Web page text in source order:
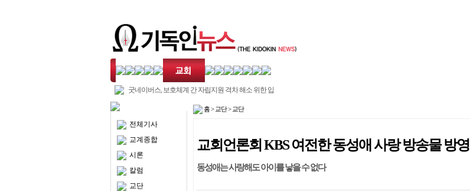
김진홍 칼럼 8월 말씀잔치 초청
굿네이버스, 보호체계 간 자립지원 격차 해소 위한 입
밀알복지재단 굿윌스토어, 전북 3호점 개점..
케냐 성평등·문화·아동복지부 장관, 밀알학교 방문
신간도서 교회(에센셜시리즈 6)
임성택 시론 정치를 넘보는 종교, 종교를 이용하는 정
교회언론회 부모를 보호자1, 보호자2로 불러도 괜찮
나?
성서공회 평택산성교회 후원 코스타리카에 성경 기
증식
전체기사
교계종합
시론
칼럼
교단
홈>교단>교단
교회언론회 KBS 여전한 동성애 사랑 방송물 방영
동성애는 사랑해도 아이를 낳을 수 없다